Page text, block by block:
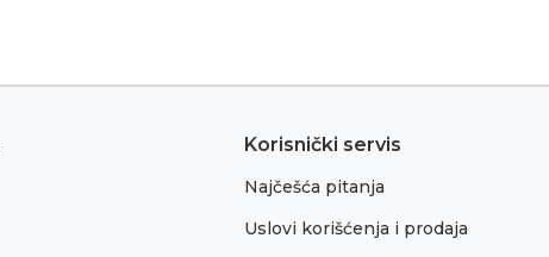
Korisnički servis
Najčešća pitanja
Uslovi korišćenja i prodaja